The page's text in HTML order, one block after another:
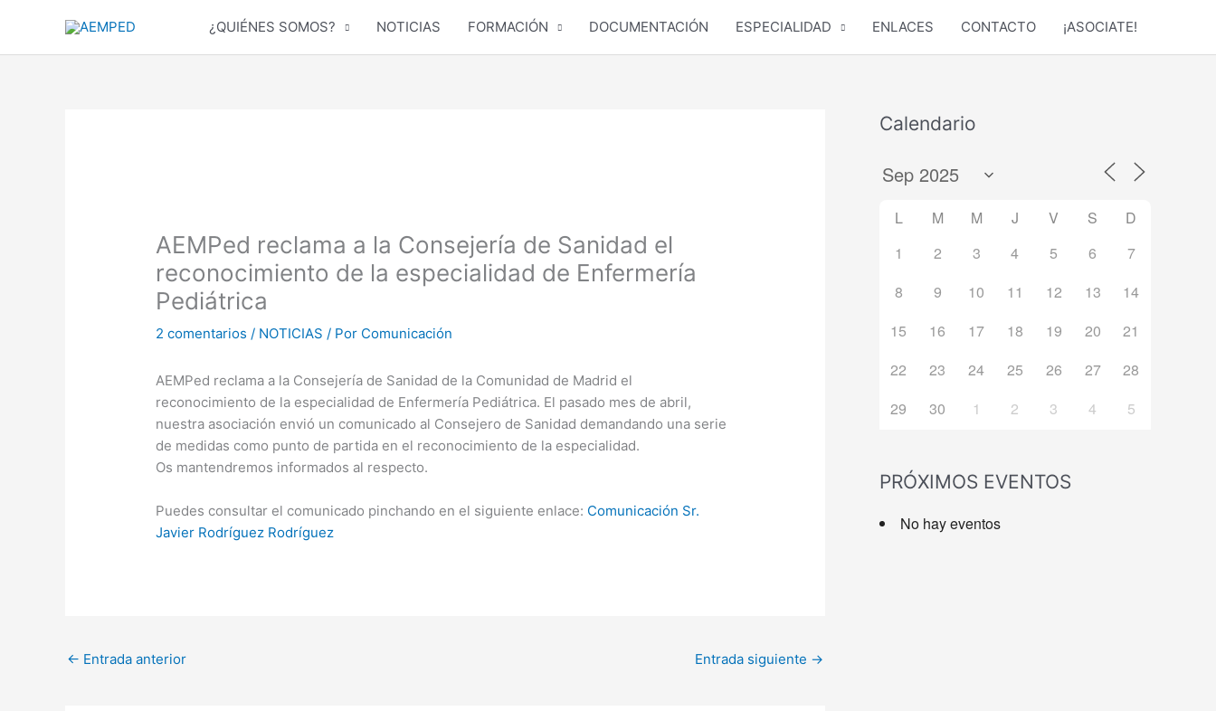
contenido
¿QUIÉNES SOMOS? NOTICIAS FORMACIÓN DOCUMENTACIÓN ESPECIALIDAD ENLACES CONTACTO ¡ASOCIATE!
AEMPed reclama a la Consejería de Sanidad el
reconocimiento de la especialidad de Enfermería
Pediátrica
2 comentarios / NOTICIAS / Por Comunicación
AEMPed reclama a la Consejería de Sanidad de la Comunidad de Madrid el
reconocimiento de la especialidad de Enfermería Pediátrica. El pasado mes de abril,
nuestra asociación envió un comunicado al Consejero de Sanidad demandando una serie
de medidas como punto de partida en el reconocimiento de la especialidad.
Os mantendremos informados al respecto.
Puedes consultar el comunicado pinchando en el siguiente enlace: Comunicación Sr.
Javier Rodríguez Rodríguez
← Entrada anterior Entrada siguiente →
Calendario
L M M J V S
D
1
2 3 4 5 6
7
8
9 10 11 12 13
14
15
16 17 18 19 20
21
22
23 24 25 26 27
28
29
30 1 2 3 4 5
PRÓXIMOS EVENTOS
No hay eventos